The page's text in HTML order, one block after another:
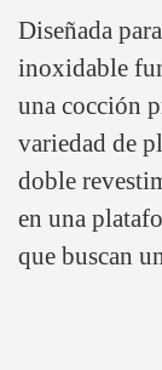
Diseñada
inoxidable
una cocción
variedad de
doble
en una
que buscan